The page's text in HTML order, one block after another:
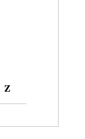
Z